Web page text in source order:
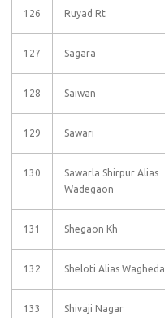
126 Ruyad Rt
127 Sagara
128 Saiwan
129 Sawari
130
Sawarla Shirpur Alias
Wadegaon
131 Shegaon Kh
132 Sheloti Alias Wagheda
133 Shivaji Nagar